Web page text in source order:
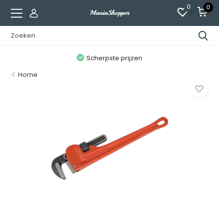
0 0
Scherpste prijzen
Home